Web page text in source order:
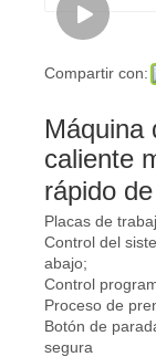
Compartir con:
Máquina
caliente
rápido
Placas de
Control del
abajo;
Control
Proceso de
Botón de
segura